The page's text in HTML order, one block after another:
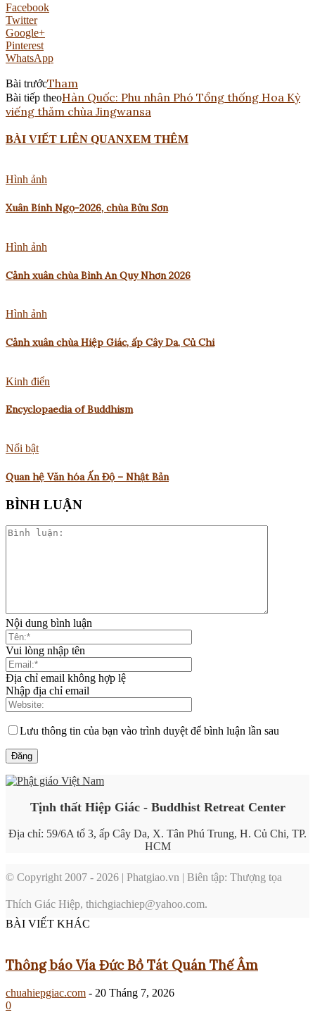
Facebook
Twitter
Google+
Pinterest
WhatsApp
Bài trướcTham
Bài tiếp theoHàn Quốc: Phu nhân Phó Tổng thống Hoa Kỳ
viếng thăm chùa Jingwansa
BÀI VIẾT LIÊN QUANXEM THÊM
Hình ảnh
Xuân Bính Ngọ-2026, chùa Bửu Sơn
Hình ảnh
Cảnh xuân chùa Bình An Quy Nhơn 2026
Hình ảnh
Cảnh xuân chùa Hiệp Giác, ấp Cây Da, Củ Chi
Kinh điển
Encyclopaedia of Buddhism
Nổi bật
Quan hệ Văn hóa Ấn Độ – Nhật Bản
BÌNH LUẬN
Nội dung bình luận
Vui lòng nhập tên
Địa chỉ email không hợp lệ
Nhập địa chỉ email
Lưu thông tin của bạn vào trình duyệt để bình luận lần sau
Tịnh thất Hiệp Giác - Buddhist Retreat Center
Địa chỉ: 59/6A tổ 3, ấp Cây Da, X. Tân Phú Trung, H. Củ Chi, TP.
HCM
© Copyright 2007 - 2026 | Phatgiao.vn | Biên tập: Thượng tọa
Thích Giác Hiệp, thichgiachiep@yahoo.com.
BÀI VIẾT KHÁC
Thông báo Vía Đức Bồ Tát Quán Thế Âm
chuahiepgiac.com - 20 Tháng 7, 2026
0